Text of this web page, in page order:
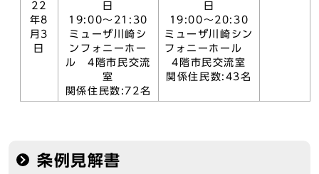
22
年8
月3
日
日
19:00～21:30
ミューザ川崎シ
ンフォニーホー
ル 4階市民交流
室
関係住民数:72名
日
19:00～20:30
ミューザ川崎シン
フォニーホール
4階市民交流室
関係住民数:43名
条例見解書